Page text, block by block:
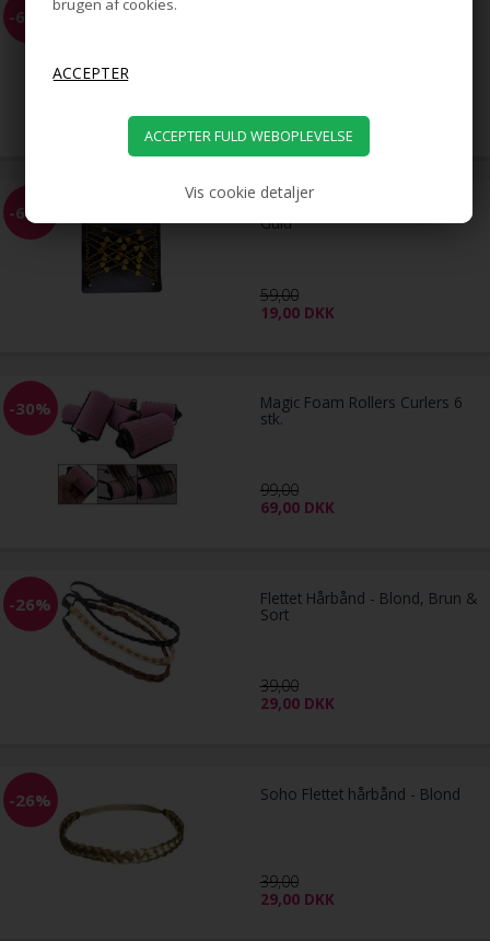
Vis cookie detaljer
-68%
19,00DKK
-68% EZ Combs elastisk hårkam -
Guld
59,00
19,00 DKK
-30% Magic Foam Rollers Curlers 6
stk.
99,00
69,00 DKK
-26% Flettet Hårbånd - Blond, Brun &
Sort
39,00
29,00 DKK
-26% Soho Flettet hårbånd - Blond
39,00
29,00 DKK